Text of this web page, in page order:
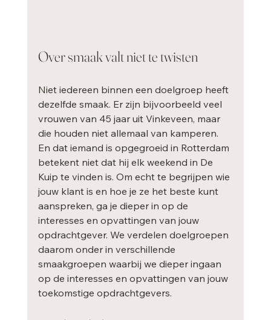
Over smaak valt niet te twisten
Niet iedereen binnen een doelgroep heeft
dezelfde smaak. Er zijn bijvoorbeeld veel
vrouwen van 45 jaar uit Vinkeveen, maar
die houden niet allemaal van kamperen.
En dat iemand is opgegroeid in Rotterdam
betekent niet dat hij elk weekend in De
Kuip te vinden is. Om echt te begrijpen wie
jouw klant is en hoe je ze het beste kunt
aanspreken, ga je dieper in op de
interesses en opvattingen van jouw
opdrachtgever. We verdelen doelgroepen
daarom onder in verschillende
smaakgroepen waarbij we dieper ingaan
op de interesses en opvattingen van jouw
toekomstige opdrachtgevers.